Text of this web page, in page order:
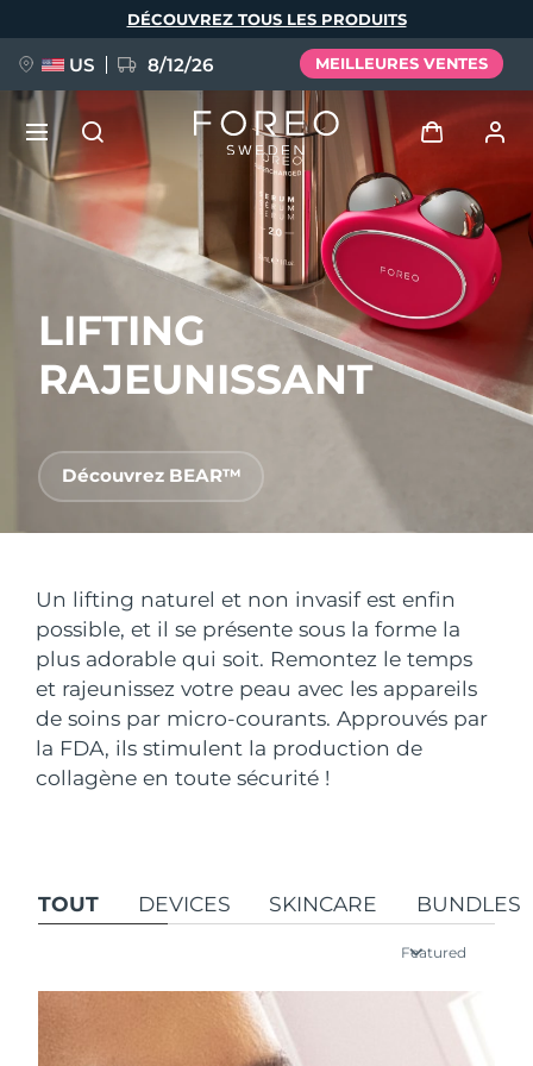
LIFTING
RAJEUNISSANT
Découvrez BEAR™
Un lifting naturel et non invasif est enfin
possible, et il se présente sous la forme la
plus adorable qui soit. Remontez le temps
et rajeunissez votre peau avec les appareils
de soins par micro-courants. Approuvés par
la FDA, ils stimulent la production de
collagène en toute sécurité !
TOUT DEVICES SKINCARE BUNDLES
Featured
DÉCOUVREZ TOUS LES PRODUITS
US 8/12/26 MEILLEURES VENTES
Se connecter
Profil de l'utilisateur
Mes appareils
Mes commandes
NOUVEAU
FAQ™ Pure Beauty-Tech Elixir
BREAKING NEWS
issa™ Teeth Whitening Set
FAQ™ Dual LED Panel
POPULAIRE
Thérapie par lumière rouge
Langue
English Deutsch
Español
Français
Italiano
Português
Türkçe
简体中文
Pays de livraison
États-Unis Livraison estimée8/12/26
Royaume-Uni Livraison estimée 8/11/26
Espagne Livraison estimée8/11/26
Australie Livraison estimée
Livraison estimée 8/15/26
Australie 8/14/26